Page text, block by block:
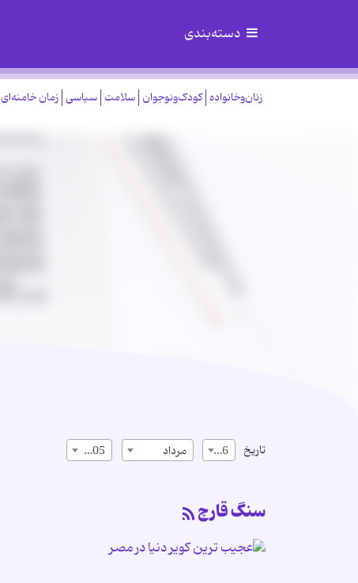
دسته‌بندی
زنان‌وخانواده کودک‌ونوجوان سلامت سیاسی زمان خامنه‌ای
تاریخ 16 مرداد 1405
سنگ قارچ